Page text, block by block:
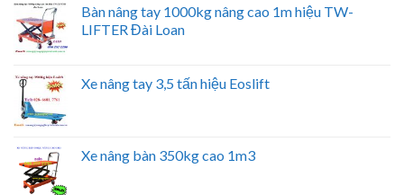
Bàn nâng tay 1000kg nâng cao 1m hiệu TW-
LIFTER Đài Loan
Xe nâng tay 3,5 tấn hiệu Eoslift
Xe nâng bàn 350kg cao 1m3